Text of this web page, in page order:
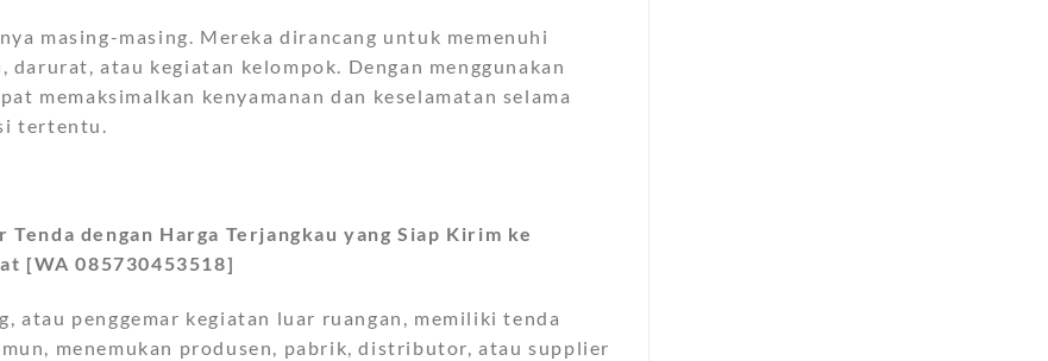
masing-masing. Mereka dirancang untuk memenuhi
atau kegiatan kelompok. Dengan menggunakan
memaksimalkan kenyamanan dan keselamatan selama
tertentu.
dengan Harga Terjangkau yang Siap Kirim ke
[WA 085730453518]
atau penggemar kegiatan luar ruangan, memiliki tenda
menemukan produsen, pabrik, distributor, atau supplier